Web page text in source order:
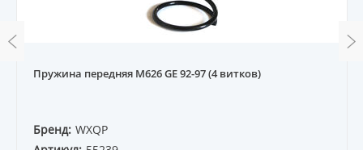
Пружина передняя M626 GE 92-97 (4 витков)
Бренд: WXQP